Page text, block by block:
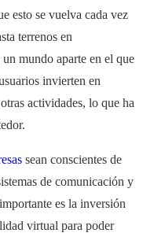
esto se vuelva cada vez
terrenos en
mundo aparte en el que
invierten en
actividades, lo que ha
sean conscientes de
de comunicación y
es la inversión
virtual para poder